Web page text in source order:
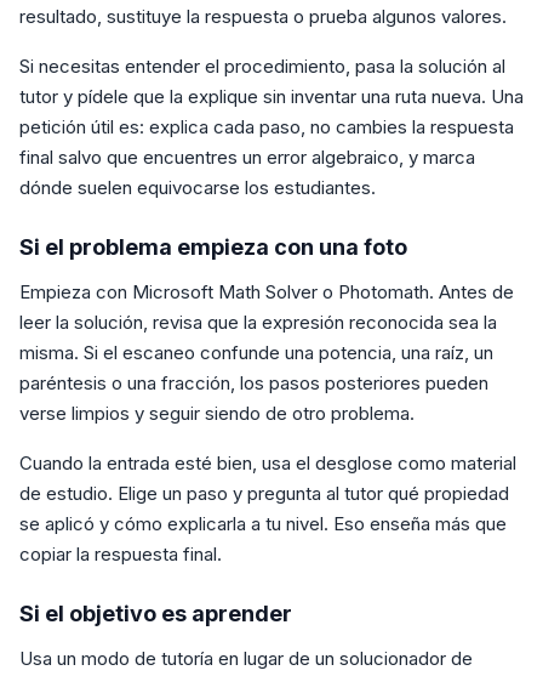
resultado, sustituye la respuesta o prueba algunos valores.
Si necesitas entender el procedimiento, pasa la solución al
tutor y pídele que la explique sin inventar una ruta nueva. Una
petición útil es: explica cada paso, no cambies la respuesta
final salvo que encuentres un error algebraico, y marca
dónde suelen equivocarse los estudiantes.
Si el problema empieza con una foto
Empieza con Microsoft Math Solver o Photomath. Antes de
leer la solución, revisa que la expresión reconocida sea la
misma. Si el escaneo confunde una potencia, una raíz, un
paréntesis o una fracción, los pasos posteriores pueden
verse limpios y seguir siendo de otro problema.
Cuando la entrada esté bien, usa el desglose como material
de estudio. Elige un paso y pregunta al tutor qué propiedad
se aplicó y cómo explicarla a tu nivel. Eso enseña más que
copiar la respuesta final.
Si el objetivo es aprender
Usa un modo de tutoría en lugar de un solucionador de